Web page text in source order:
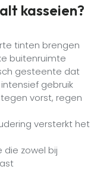
kasseien?
tinten brengen
buitenruimte
gesteente dat
gebruik
vorst, regen
versterkt het
die zowel bij